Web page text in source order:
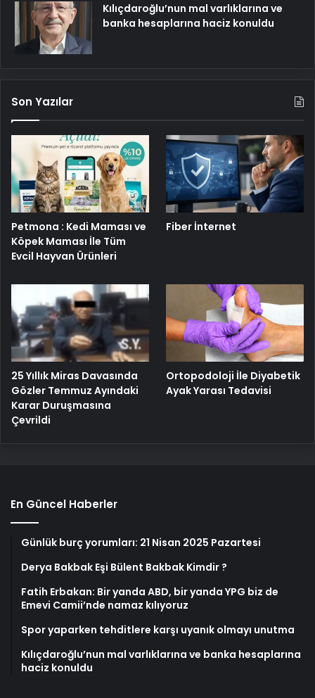
Kılıçdaroğlu’nun mal varlıklarına ve
banka hesaplarına haciz konuldu
Son Yazılar
Petmona : Kedi Maması ve
Köpek Maması İle Tüm
Evcil Hayvan Ürünleri
Fiber İnternet
25 Yıllık Miras Davasında
Gözler Temmuz Ayındaki
Karar Duruşmasına
Çevrildi
Ortopodoloji İle Diyabetik
Ayak Yarası Tedavisi
En Güncel Haberler
Günlük burç yorumları: 21 Nisan 2025 Pazartesi
Derya Bakbak Eşi Bülent Bakbak Kimdir ?
Fatih Erbakan: Bir yanda ABD, bir yanda YPG biz de
Emevi Camii’nde namaz kılıyoruz
Spor yaparken tehditlere karşı uyanık olmayı unutma
Kılıçdaroğlu’nun mal varlıklarına ve banka hesaplarına
haciz konuldu